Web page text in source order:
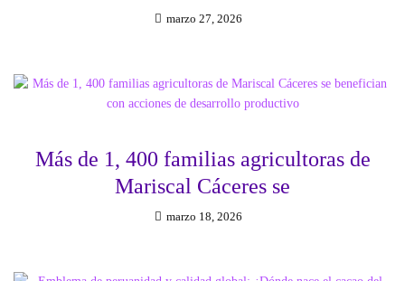
marzo 27, 2026
Más de 1, 400 familias agricultoras de
Mariscal Cáceres se
marzo 18, 2026